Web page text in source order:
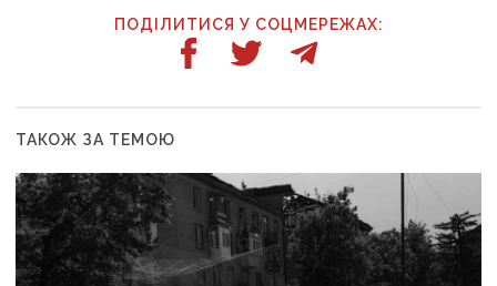
ПОДІЛИТИСЯ У СОЦМЕРЕЖАХ:
ТАКОЖ ЗА ТЕМОЮ